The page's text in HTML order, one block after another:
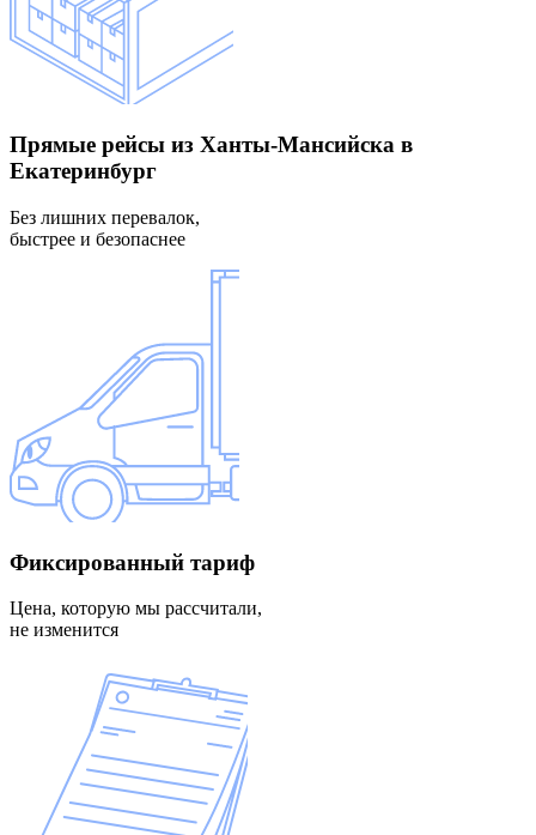
Прямые рейсы из Ханты-Мансийска в
Екатеринбург
Без лишних перевалок,
быстрее и безопаснее
Фиксированный тариф
Цена, которую мы рассчитали,
не изменится